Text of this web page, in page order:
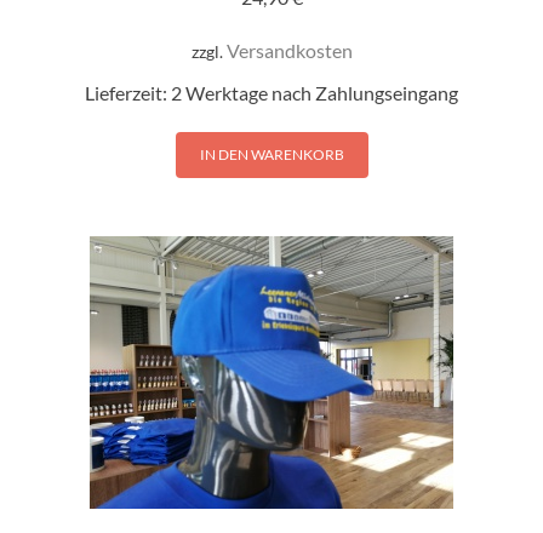
zzgl.Versandkosten
Lieferzeit: 2 Werktage nach Zahlungseingang
IN DEN WARENKORB